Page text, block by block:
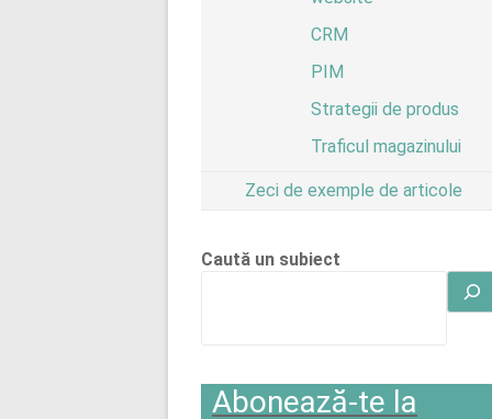
CRM
PIM
Strategii de produs
Traficul magazinului
Zeci de exemple de articole
Caută un subiect
Abonează-te la